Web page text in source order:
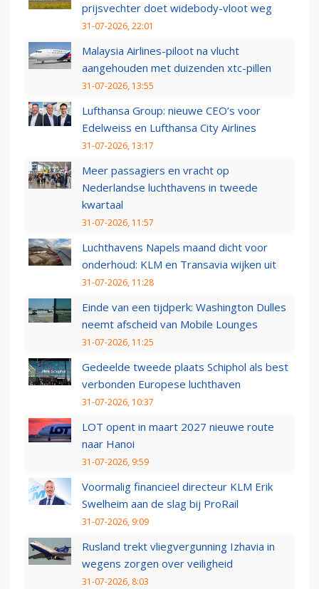
prijsvechter doet widebody-vloot weg
31-07-2026, 22:01
Malaysia Airlines-piloot na vlucht
aangehouden met duizenden xtc-pillen
31-07-2026, 13:55
Lufthansa Group: nieuwe CEO’s voor
Edelweiss en Lufthansa City Airlines
31-07-2026, 13:17
Meer passagiers en vracht op
Nederlandse luchthavens in tweede
kwartaal
31-07-2026, 11:57
Luchthavens Napels maand dicht voor
onderhoud: KLM en Transavia wijken uit
31-07-2026, 11:28
Einde van een tijdperk: Washington Dulles
neemt afscheid van Mobile Lounges
31-07-2026, 11:25
Gedeelde tweede plaats Schiphol als best
verbonden Europese luchthaven
31-07-2026, 10:37
LOT opent in maart 2027 nieuwe route
naar Hanoi
31-07-2026, 9:59
Voormalig financieel directeur KLM Erik
Swelheim aan de slag bij ProRail
31-07-2026, 9:09
Rusland trekt vliegvergunning Izhavia in
wegens zorgen over veiligheid
31-07-2026, 8:03